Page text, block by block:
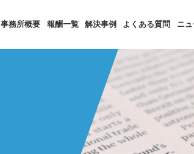
事務所概要 報酬一覧 解決事例 よくある質問 ニ